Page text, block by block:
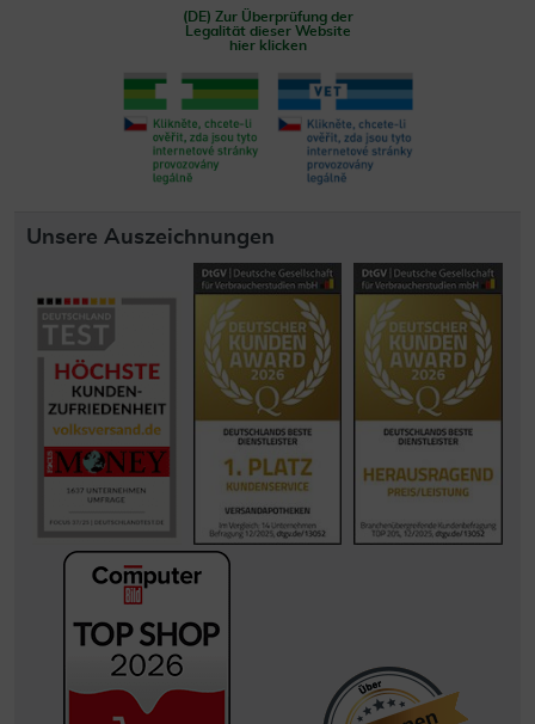
(DE) Zur Überprüfung der
Legalität dieser Website
hier klicken
Unsere Auszeichnungen